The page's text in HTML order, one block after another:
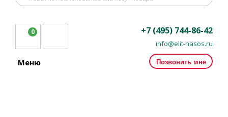
0 +7 (495) 744-86-42
info@elit-nasos.ru
Позвонить мне
Меню